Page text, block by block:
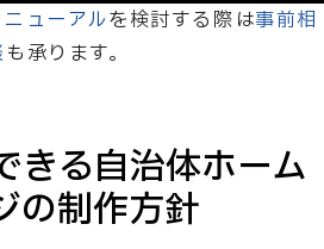
ューアルを検討する際は事前相
も承ります。
きる自治体ホーム
の制作方針